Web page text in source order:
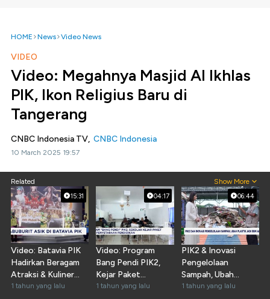
HOME News Video News
VIDEO
Video: Megahnya Masjid Al Ikhlas
PIK, Ikon Religius Baru di
Tangerang
CNBC Indonesia TV, CNBC Indonesia
10 March 2025 19:57
Related Show More
15:31
Video: Batavia PIK
Hadirkan Beragam
Atraksi & Kuliner
Ramadan
1 tahun yang lalu
04:17
Video: Program
Bang Pendi PIK2,
Kejar Paket
Penyetaraan
1 tahun yang lalu
06:44
PIK2 & Inovasi
Pengelolaan
Sampah, Ubah
Plastik Jadi BBM
1 tahun yang lalu